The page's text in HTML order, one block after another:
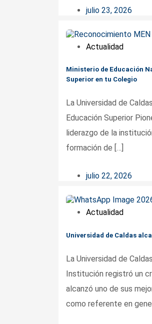
julio 23, 2026
Actualidad
Ministerio de Educación
Superior en tu Colegio
La Universidad de
Educación Superior
liderazgo de la
formación de […]
julio 22, 2026
Actualidad
Universidad de Caldas
La Universidad de
Institución registró un
alcanzó uno de sus
como referente en